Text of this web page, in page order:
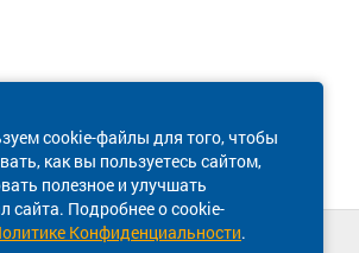
cookie-файлы для того, чтобы
как вы пользуетесь сайтом,
полезное и улучшать
сайта. Подробнее о cookie-
Конфиденциальности.